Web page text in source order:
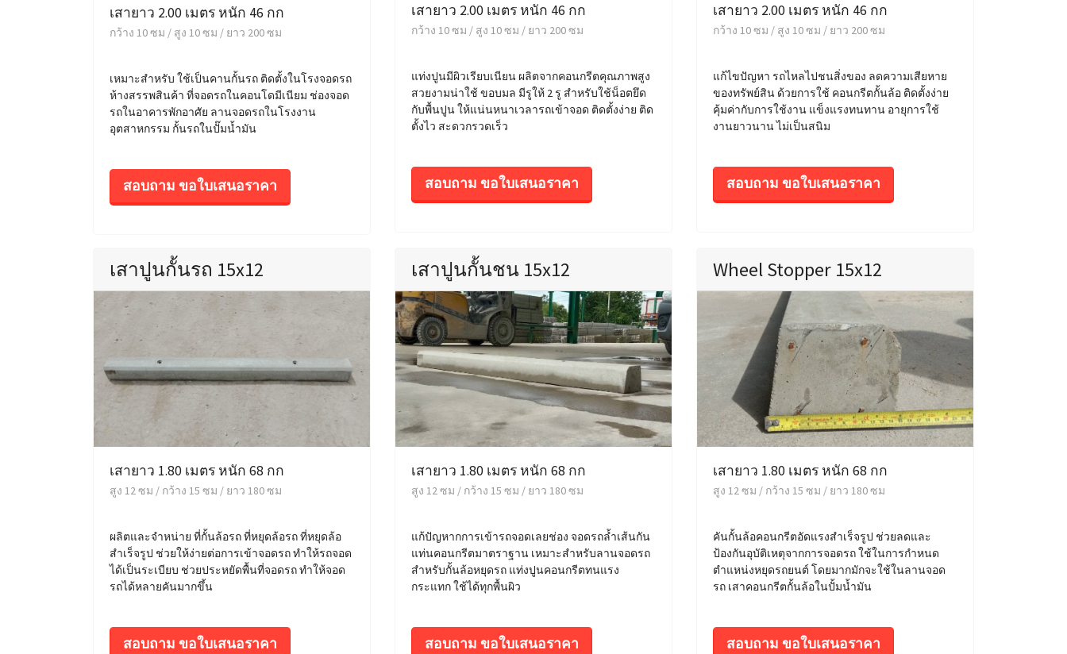
เสายาว 2.00 เมตร หนัก 46 กก
กว้าง 10 ซม / สูง 10 ซม / ยาว 200 ซม
เหมาะสำหรับ ใช้เป็นคานกั้นรถ ติดตั้งในโรงจอดรถ
ห้างสรรพสินค้า ที่จอดรถในคอนโดมีเนียม ช่องจอด
รถในอาคารพักอาศัย ลานจอดรถในโรงงาน
อุตสาหกรรม กั้นรถในปั๊มน้ำมัน
สอบถาม ขอใบเสนอราคา
เสายาว 2.00 เมตร หนัก 46 กก
กว้าง 10 ซม / สูง 10 ซม / ยาว 200 ซม
แท่งปูนมีผิวเรียบเนียน ผลิตจากคอนกรีตคุณภาพสูง
สวยงามน่าใช้ ขอบมล มีรูให้ 2 รู สำหรับใช้น็อตยึด
กับพื้นปูน ให้แน่นหนาเวลารถเข้าจอด ติดตั้งง่าย ติด
ตั้งไว สะดวกรวดเร็ว
สอบถาม ขอใบเสนอราคา
เสายาว 2.00 เมตร หนัก 46 กก
กว้าง 10 ซม / สูง 10 ซม / ยาว 200 ซม
แก้ไขปัญหา รถไหลไปชนสิ่งของ ลดความเสียหาย
ของทรัพย์สิน ด้วยการใช้ คอนกรีตกั้นล้อ ติดตั้งง่าย
คุ้มค่ากับการใช้งาน แข็งแรงทนทาน อายุการใช้
งานยาวนาน ไม่เป็นสนิม
สอบถาม ขอใบเสนอราคา
เสาปูนกั้นรถ 15x12
เสายาว 1.80 เมตร หนัก 68 กก
สูง 12 ซม / กว้าง 15 ซม / ยาว 180 ซม
ผลิตและจำหน่าย ที่กั้นล้อรถ ที่หยุดล้อรถ ที่หยุดล้อ
สำเร็จรูป ช่วยให้ง่ายต่อการเข้าจอดรถ ทำให้รถจอด
ได้เป็นระเบียบ ช่วยประหยัดพื้นที่จอดรถ ทำให้จอด
รถได้หลายคันมากขึ้น
สอบถาม ขอใบเสนอราคา
เสาปูนกั้นชน 15x12
เสายาว 1.80 เมตร หนัก 68 กก
สูง 12 ซม / กว้าง 15 ซม / ยาว 180 ซม
แก้ปัญหากการเข้ารถจอดเลยช่อง จอดรถล้ำเส้นกัน
แท่นคอนกรีตมาตราฐาน เหมาะสำหรับลานจอดรถ
สำหรับกั้นล้อหยุดรถ แท่งปูนคอนกรีตทนแรง
กระแทก ใช้ได้ทุกพื้นผิว
สอบถาม ขอใบเสนอราคา
Wheel Stopper 15x12
เสายาว 1.80 เมตร หนัก 68 กก
สูง 12 ซม / กว้าง 15 ซม / ยาว 180 ซม
คันกั้นล้อคอนกรีตอัดแรงสำเร็จรูป ช่วยลดและ
ป้องกันอุบัติเหตุจากการจอดรถ ใช้ในการกำหนด
ตำแหน่งหยุดรถยนต์ โดยมากมักจะใช้ในลานจอด
รถ เสาคอนกรีตกั้นล้อในปั้มน้ำมัน
สอบถาม ขอใบเสนอราคา